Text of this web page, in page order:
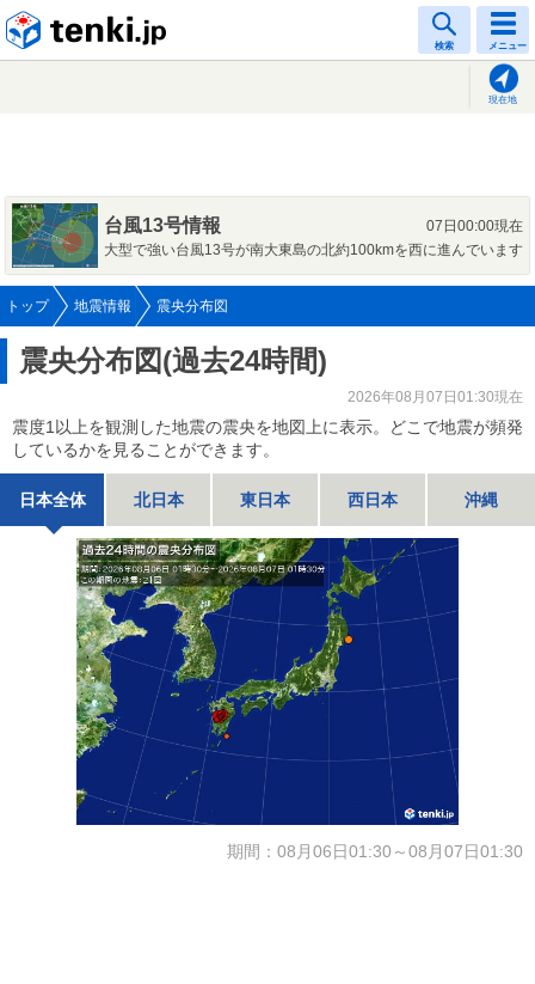
検索 メニュー
現在地
台風13号情報
07日00:00現在
大型で強い台風13号が南大東島の北約100kmを西に進んでいます
トップ 地震情報 震央分布図
震央分布図(過去24時間)
2026年08月07日01:30現在
震度1以上を観測した地震の震央を地図上に表示。どこで地震が頻発
しているかを見ることができます。
日本全体 北日本 東日本 西日本 沖縄
期間：08月06日01:30～08月07日01:30